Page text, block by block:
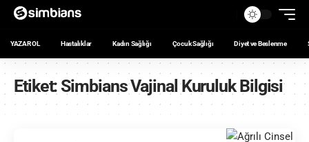
YAZAR OL Hastalıklar Kadın Sağlığı Çocuk Sağlığı Diyet ve Beslenme
Etiket: Simbians Vajinal Kuruluk Bilgisi